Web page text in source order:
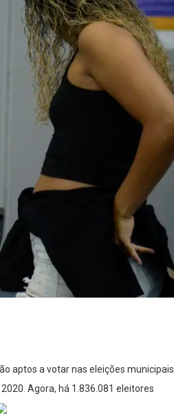
aptos a votar nas eleições municipais
Agora, há 1.836.081 eleitores